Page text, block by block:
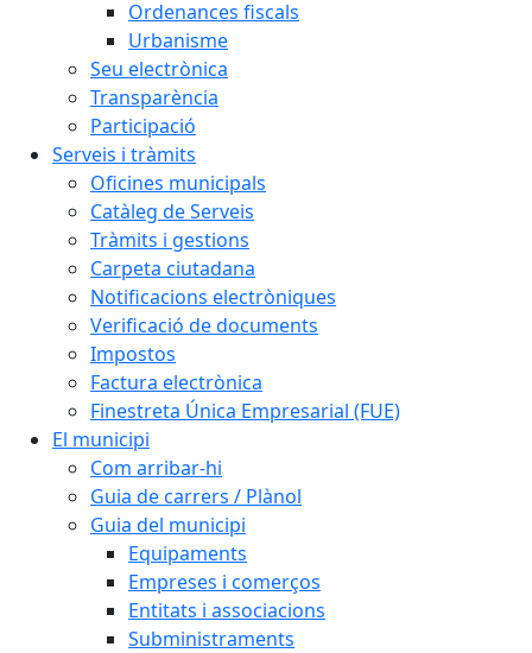
Ordenances fiscals
Urbanisme
Seu electrònica
Transparència
Participació
Serveis i tràmits
Oficines municipals
Catàleg de Serveis
Tràmits i gestions
Carpeta ciutadana
Notificacions electròniques
Verificació de documents
Impostos
Factura electrònica
Finestreta Única Empresarial (FUE)
El municipi
Com arribar-hi
Guia de carrers / Plànol
Guia del municipi
Equipaments
Empreses i comerços
Entitats i associacions
Subministraments